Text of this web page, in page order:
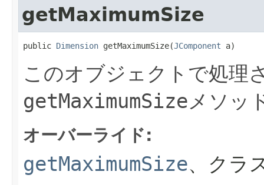
getMaximumSize
public Dimension getMaximumSize​(JComponent a)
このオブジェクトで処理
getMaximumSizeメソッ
オーバーライド:
getMaximumSize、クラ